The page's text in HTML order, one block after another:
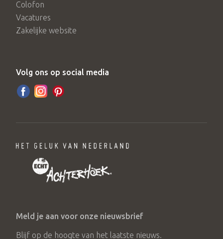
Colofon
Vacatures
Zakelijke website
Volg ons op social media
Meld je aan voor onze nieuwsbrief
Blijf op de hoogte van het laatste nieuws.